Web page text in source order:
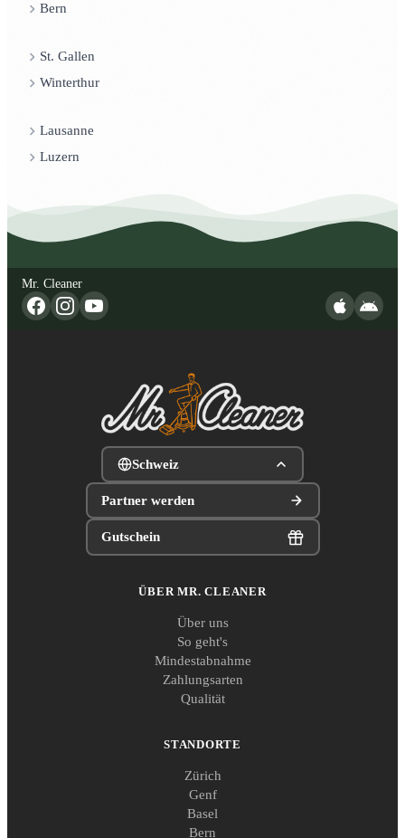
Bern
St. Gallen
Winterthur
Lausanne
Luzern
Mr. Cleaner
Schweiz
Partner werden
Gutschein
ÜBER MR. CLEANER
Über uns
So geht's
Mindestabnahme
Zahlungsarten
Qualität
STANDORTE
Zürich
Genf
Basel
Bern